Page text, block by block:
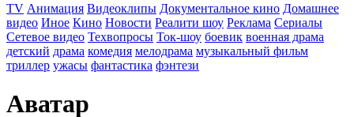
TV Анимация Видеоклипы Документальное кино Домашнее
видео Иное Кино Новости Реалити шоу Реклама Сериалы
Сетевое видео Техвопросы Ток-шоу боевик военная драма
детский драма комедия мелодрама музыкальный фильм
триллер ужасы фантастика фэнтези
Аватар